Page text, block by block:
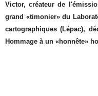
Victor, créateur de
grand «timonier» du
cartographiques (Lépac),
Hommage à un «honnête»